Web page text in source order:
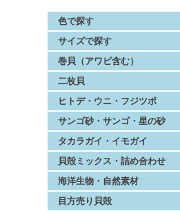
色で探す
サイズで探す
巻貝（アワビ含む）
二枚貝
ヒトデ・ウニ・フジツボ
サンゴ砂・サンゴ・星の砂
タカラガイ・イモガイ
貝殻ミックス・詰め合わせ
海洋生物・自然素材
目方売り貝殻